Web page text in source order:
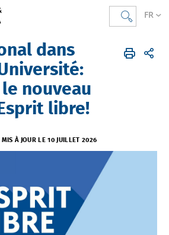
FR
Institution et Engagements
dans
nouveau
libre!
MIS À JOUR LE 10 JUILLET 2026